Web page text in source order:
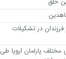
در تشکیلات
مختلف پارلمان اروپا طی